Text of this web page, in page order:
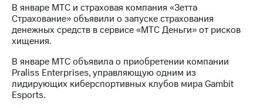
Правовая
информация
Контакты
Медиа-центр
Пресс-
В январе МТС и страховая компания «Зетта
Страхование» объявили о запуске страхования
денежных средств в сервисе «МТС Деньги» от рисков
хищения.
В январе МТС объявила о приобретении компании
Praliss Enterprises, управляющую одним из
лидирующих киберспортивных клубов мира Gambit
Esports.